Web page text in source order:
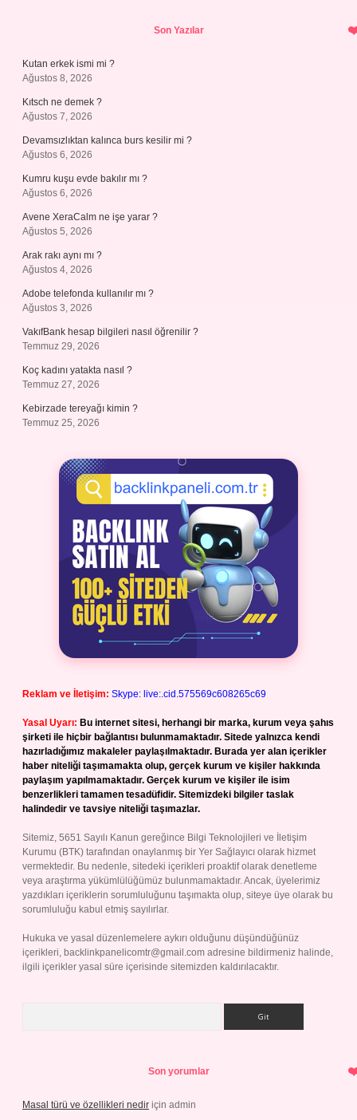
Son Yazılar
Kutan erkek ismi mi ?
Ağustos 8, 2026
Kıtsch ne demek ?
Ağustos 7, 2026
Devamsızlıktan kalınca burs kesilir mi ?
Ağustos 6, 2026
Kumru kuşu evde bakılır mı ?
Ağustos 6, 2026
Avene XeraCalm ne işe yarar ?
Ağustos 5, 2026
Arak rakı aynı mı ?
Ağustos 4, 2026
Adobe telefonda kullanılır mı ?
Ağustos 3, 2026
VakıfBank hesap bilgileri nasıl öğrenilir ?
Temmuz 29, 2026
Koç kadını yatakta nasıl ?
Temmuz 27, 2026
Kebirzade tereyağı kimin ?
Temmuz 25, 2026
Reklam ve İletişim: Skype: live:.cid.575569c608265c69
Yasal Uyarı: Bu internet sitesi, herhangi bir marka, kurum veya şahıs
şirketi ile hiçbir bağlantısı bulunmamaktadır. Sitede yalnızca kendi
hazırladığımız makaleler paylaşılmaktadır. Burada yer alan içerikler
haber niteliği taşımamakta olup, gerçek kurum ve kişiler hakkında
paylaşım yapılmamaktadır. Gerçek kurum ve kişiler ile isim
benzerlikleri tamamen tesadüfidir. Sitemizdeki bilgiler taslak
halindedir ve tavsiye niteliği taşımazlar.
Sitemiz, 5651 Sayılı Kanun gereğince Bilgi Teknolojileri ve İletişim
Kurumu (BTK) tarafından onaylanmış bir Yer Sağlayıcı olarak hizmet
vermektedir. Bu nedenle, sitedeki içerikleri proaktif olarak denetleme
veya araştırma yükümlülüğümüz bulunmamaktadır. Ancak, üyelerimiz
yazdıkları içeriklerin sorumluluğunu taşımakta olup, siteye üye olarak bu
sorumluluğu kabul etmiş sayılırlar.
Hukuka ve yasal düzenlemelere aykırı olduğunu düşündüğünüz
içerikleri, backlinkpanelicomtr@gmail.com adresine bildirmeniz halinde,
ilgili içerikler yasal süre içerisinde sitemizden kaldırılacaktır.
Son yorumlar
Masal türü ve özellikleri nedir için admin